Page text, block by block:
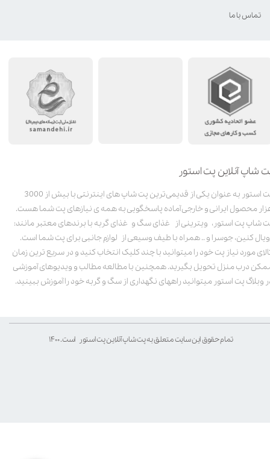
شاپ آنلاین پت استور
پت استور به عنوان یکی از قدیمی‌ترین پت شاپ های اینترنتی با بیش از 3000
محصول ایرانی و خارجی آماده پاسخگویی به همه ی نیازهای پت شما هست.
شاپ پت استور، ویترینی از غذای سگ و غذای گربه با برندهای معتبر مانند:
کنین، جوسرا و .. همراه با طیف وسیعی از لوازم جانبی برای پت شما است.
مورد نیاز پت خود را میتوانید با چند کلیک انتخاب کنید و در سریع ترین زمان
درب منزل تحویل بگیرید. همچنین با مطالعه مطالب و ویدیوهای آموزشی
وبلاگ پت استور میتوانید راههای نگهداری از سگ و گربه خود را آموزش ببینید.
تمام حقوق این سایت متعلق به پت شاپ آنلاین پت استور است. ۱۴۰۰
تماس با ما